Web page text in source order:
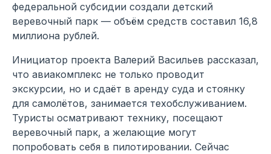
федеральной субсидии создали детский
веревочный парк — объём средств составил 16,8
миллиона рублей.
Инициатор проекта Валерий Васильев рассказал,
что авиакомплекс не только проводит
экскурсии, но и сдаёт в аренду суда и стоянку
для самолётов, занимается техобслуживанием.
Туристы осматривают технику, посещают
веревочный парк, а желающие могут
попробовать себя в пилотировании. Сейчас